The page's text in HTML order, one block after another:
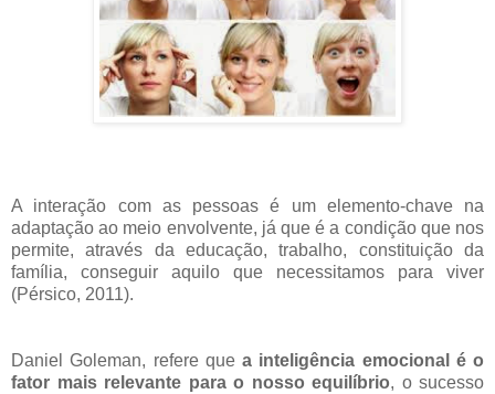
A interação com as pessoas é um elemento-chave na
adaptação ao meio envolvente, já que é a condição que nos
permite, através da educação, trabalho, constituição da
família, conseguir aquilo que necessitamos para viver
(Pérsico, 2011).
Daniel Goleman, refere que a inteligência emocional é o
fator mais relevante para o nosso equilíbrio, o sucesso